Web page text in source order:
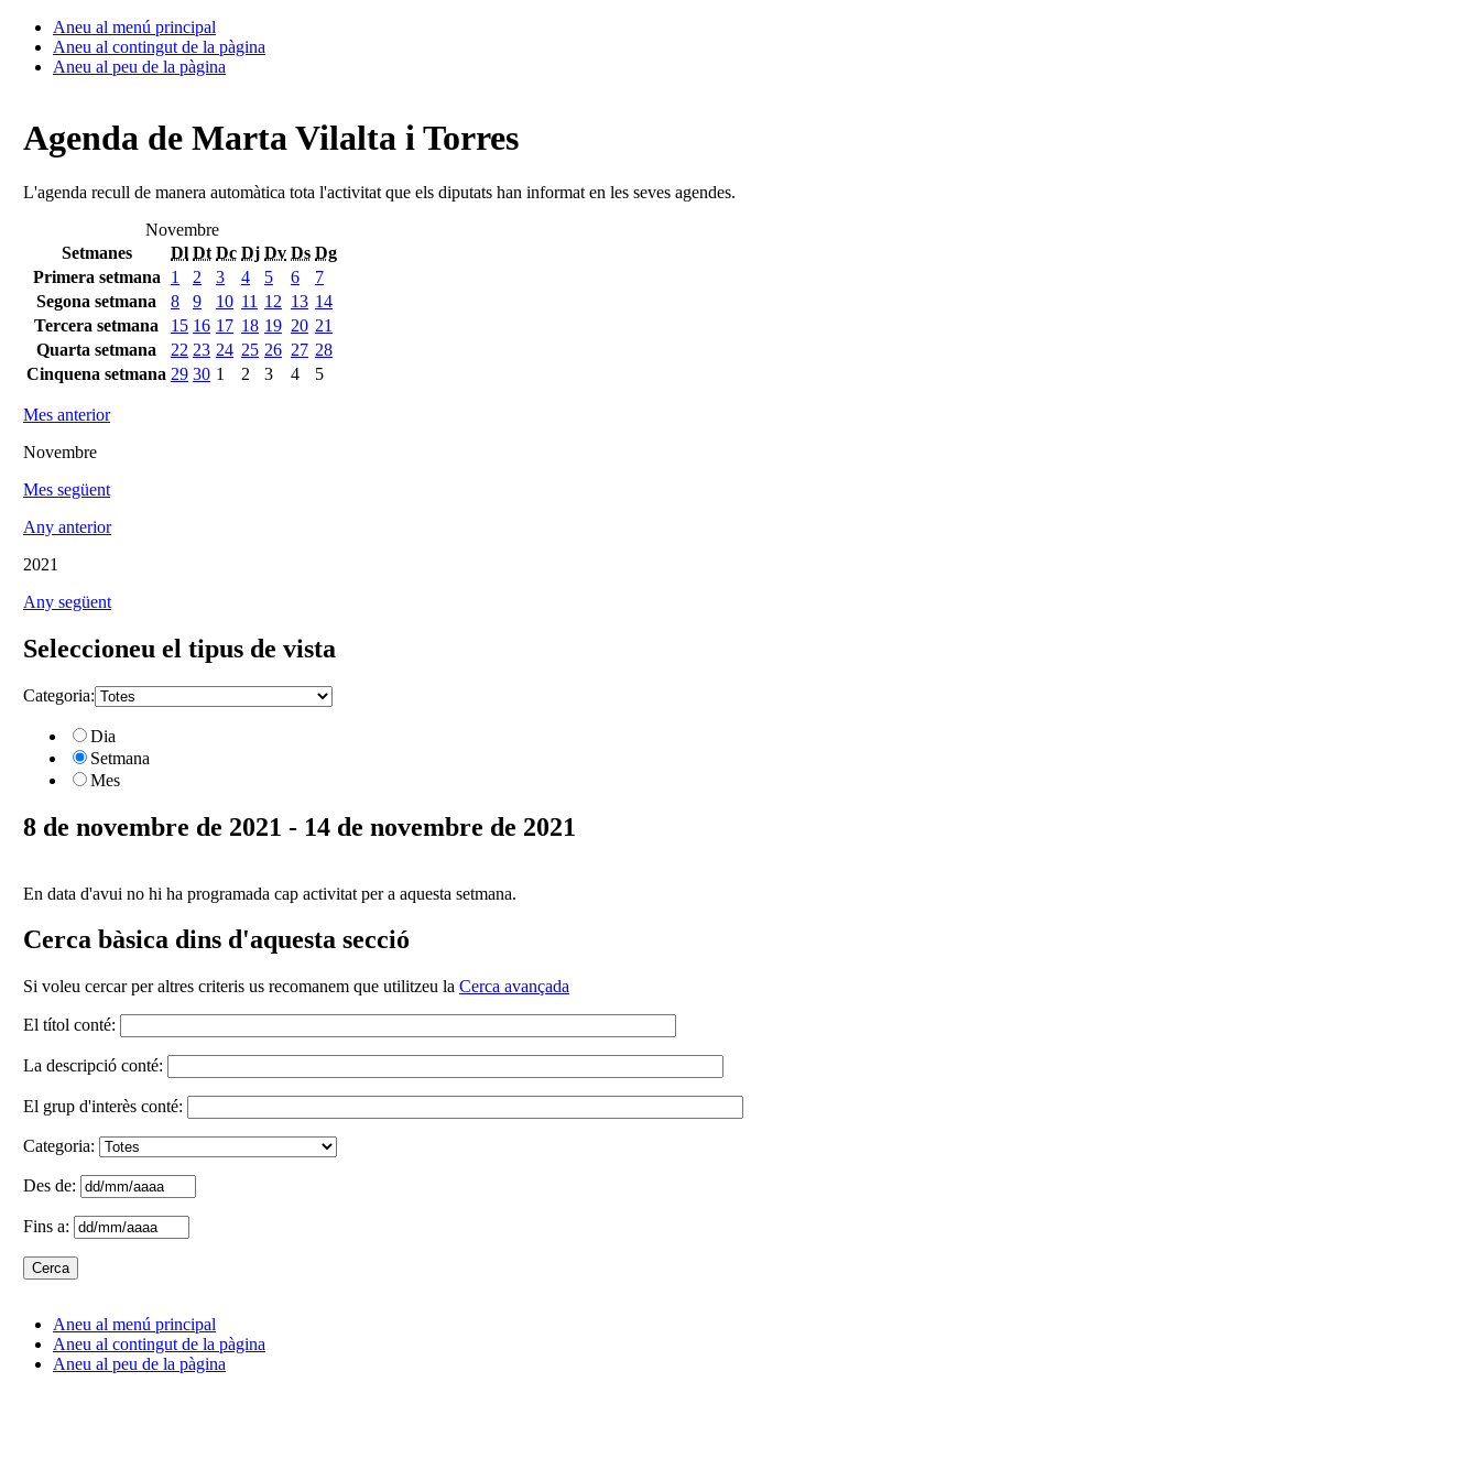
Aneu al menú principal
Aneu al contingut de la pàgina
Aneu al peu de la pàgina
Agenda de Marta Vilalta i Torres
L'agenda recull de manera automàtica tota l'activitat que els diputats han informat en les seves agendes.
Novembre
Setmanes
Dl Dt Dc Dj Dv Ds Dg
Primera setmana
1 2 3 4 5 6
7
Segona setmana
8 9 10 11 12 13 14
Tercera setmana
15 16 17 18 19 20 21
Quarta setmana
22 23 24 25 26 27 28
Cinquena setmana 29 30 1 2 3 4 5
Mes anterior
Novembre
Mes següent
Any anterior
2021
Any següent
Seleccioneu el tipus de vista
Categoria:
Dia
Setmana
Mes
8 de novembre de 2021 - 14 de novembre de 2021
En data d'avui no hi ha programada cap activitat per a aquesta setmana.
Cerca bàsica dins d'aquesta secció
Si voleu cercar per altres criteris us recomanem que utilitzeu la Cerca avançada
El títol conté:
La descripció conté:
El grup d'interès conté:
Categoria:
Des de:
Fins a:
Aneu al menú principal
Aneu al contingut de la pàgina
Aneu al peu de la pàgina